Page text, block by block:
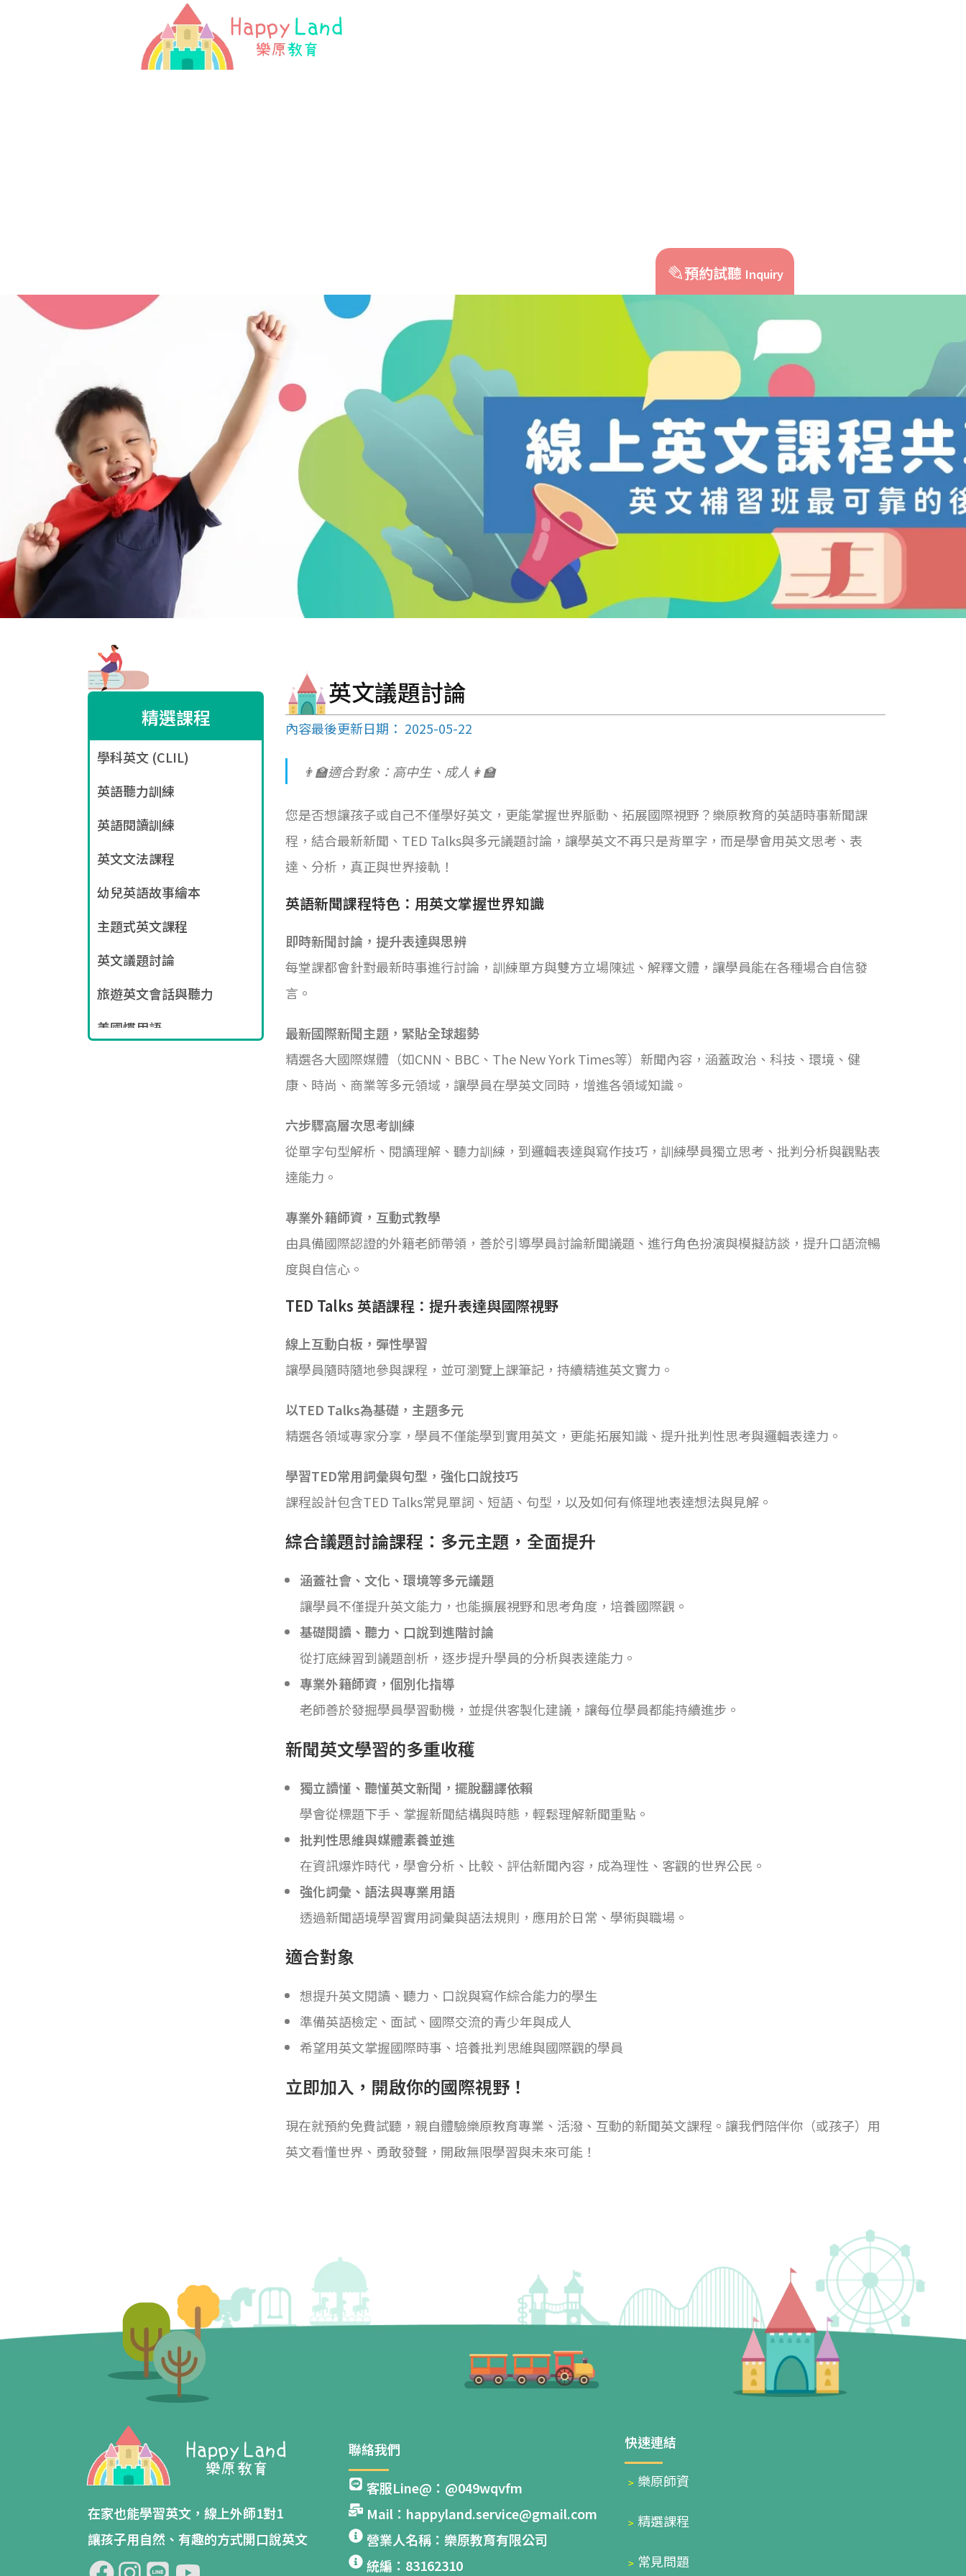
預約試聽 Inquiry
精選課程
學科英文 (CLIL)
英語聽力訓練
英語閱讀訓練
英文文法課程
幼兒英語故事繪本
主題式英文課程
英文議題討論
旅遊英文會話與聽力
美國慣用語
英文議題討論
內容最後更新日期： 2025-05-22
👨‍🏫適合對象：高中生、成人👩‍🏫
您是否想讓孩子或自己不僅學好英文，更能掌握世界脈動、拓展國際視野？樂原教育的英語時事新聞課
程，結合最新新聞、TED Talks與多元議題討論，讓學英文不再只是背單字，而是學會用英文思考、表
達、分析，真正與世界接軌！
英語新聞課程特色：用英文掌握世界知識
即時新聞討論，提升表達與思辨
每堂課都會針對最新時事進行討論，訓練單方與雙方立場陳述、解釋文體，讓學員能在各種場合自信發
言。
最新國際新聞主題，緊貼全球趨勢
精選各大國際媒體（如CNN、BBC、The New York Times等）新聞內容，涵蓋政治、科技、環境、健
康、時尚、商業等多元領域，讓學員在學英文同時，增進各領域知識。
六步驟高層次思考訓練
從單字句型解析、閱讀理解、聽力訓練，到邏輯表達與寫作技巧，訓練學員獨立思考、批判分析與觀點表
達能力。
專業外籍師資，互動式教學
由具備國際認證的外籍老師帶領，善於引導學員討論新聞議題、進行角色扮演與模擬訪談，提升口語流暢
度與自信心。
TED Talks 英語課程：提升表達與國際視野
線上互動白板，彈性學習
讓學員隨時隨地參與課程，並可瀏覽上課筆記，持續精進英文實力。
以TED Talks為基礎，主題多元
精選各領域專家分享，學員不僅能學到實用英文，更能拓展知識、提升批判性思考與邏輯表達力。
學習TED常用詞彙與句型，強化口說技巧
課程設計包含TED Talks常見單詞、短語、句型，以及如何有條理地表達想法與見解。
綜合議題討論課程：多元主題，全面提升
涵蓋社會、文化、環境等多元議題
讓學員不僅提升英文能力，也能擴展視野和思考角度，培養國際觀。
基礎閱讀、聽力、口說到進階討論
從打底練習到議題剖析，逐步提升學員的分析與表達能力。
專業外籍師資，個別化指導
老師善於發掘學員學習動機，並提供客製化建議，讓每位學員都能持續進步。
新聞英文學習的多重收穫
獨立讀懂、聽懂英文新聞，擺脫翻譯依賴
學會從標題下手、掌握新聞結構與時態，輕鬆理解新聞重點。
批判性思維與媒體素養並進
在資訊爆炸時代，學會分析、比較、評估新聞內容，成為理性、客觀的世界公民。
強化詞彙、語法與專業用語
透過新聞語境學習實用詞彙與語法規則，應用於日常、學術與職場。
適合對象
想提升英文閱讀、聽力、口說與寫作綜合能力的學生
準備英語檢定、面試、國際交流的青少年與成人
希望用英文掌握國際時事、培養批判思維與國際觀的學員
立即加入，開啟你的國際視野！
現在就預約免費試聽，親自體驗樂原教育專業、活潑、互動的新聞英文課程。讓我們陪伴你（或孩子）用
英文看懂世界、勇敢發聲，開啟無限學習與未來可能！
在家也能學習英文，線上外師1對1
讓孩子用自然、有趣的方式開口說英文
聯絡我們
客服Line@：@049wqvfm
Mail：happyland.service@gmail.com
營業人名稱：樂原教育有限公司
統編：83162310
快速連結
﹥ 樂原師資
﹥ 精選課程
﹥ 常見問題